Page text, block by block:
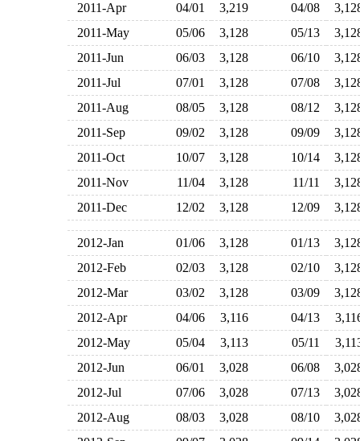
2011-Apr
04/01 3,219 04/08
2011-May
05/06 3,128 05/13
2011-Jun
06/03 3,128 06/10
2011-Jul
07/01 3,128 07/08
2011-Aug
08/05 3,128 08/12
2011-Sep
09/02 3,128 09/09
2011-Oct
10/07 3,128 10/14
2011-Nov
11/04 3,128 11/11
2011-Dec
12/02 3,128 12/09
2012-Jan 01/06 3,128 01/13
2012-Feb
02/03 3,128 02/10
2012-Mar
03/02 3,128 03/09
2012-Apr
04/06 3,116 04/13
2012-May
05/04 3,113 05/11
2012-Jun
06/01 3,028 06/08
2012-Jul
07/06 3,028 07/13
2012-Aug
08/03 3,028 08/10